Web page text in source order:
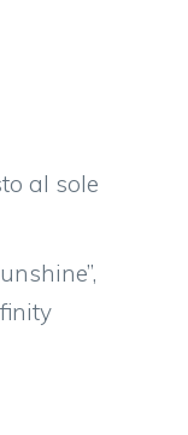
al sole